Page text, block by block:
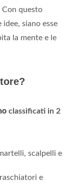
Con questo
idee, siano esse
la mente e le
classificati in 2
scalpelli e
e